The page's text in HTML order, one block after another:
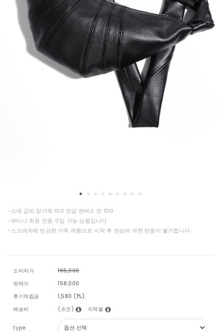
-소재 갑피 양가죽 100 안감 캔버스 면 100
-부티나 회원 전용 구입 가능 상품입니다
-스크래치에 민감한 가죽 제품으로 시착 후 변심에 의한 반품이 불가합니다
소비자가
165,000
판매가
158,000
후기적립금
1,580 (1%)
배송비
(조건) 지역별
type